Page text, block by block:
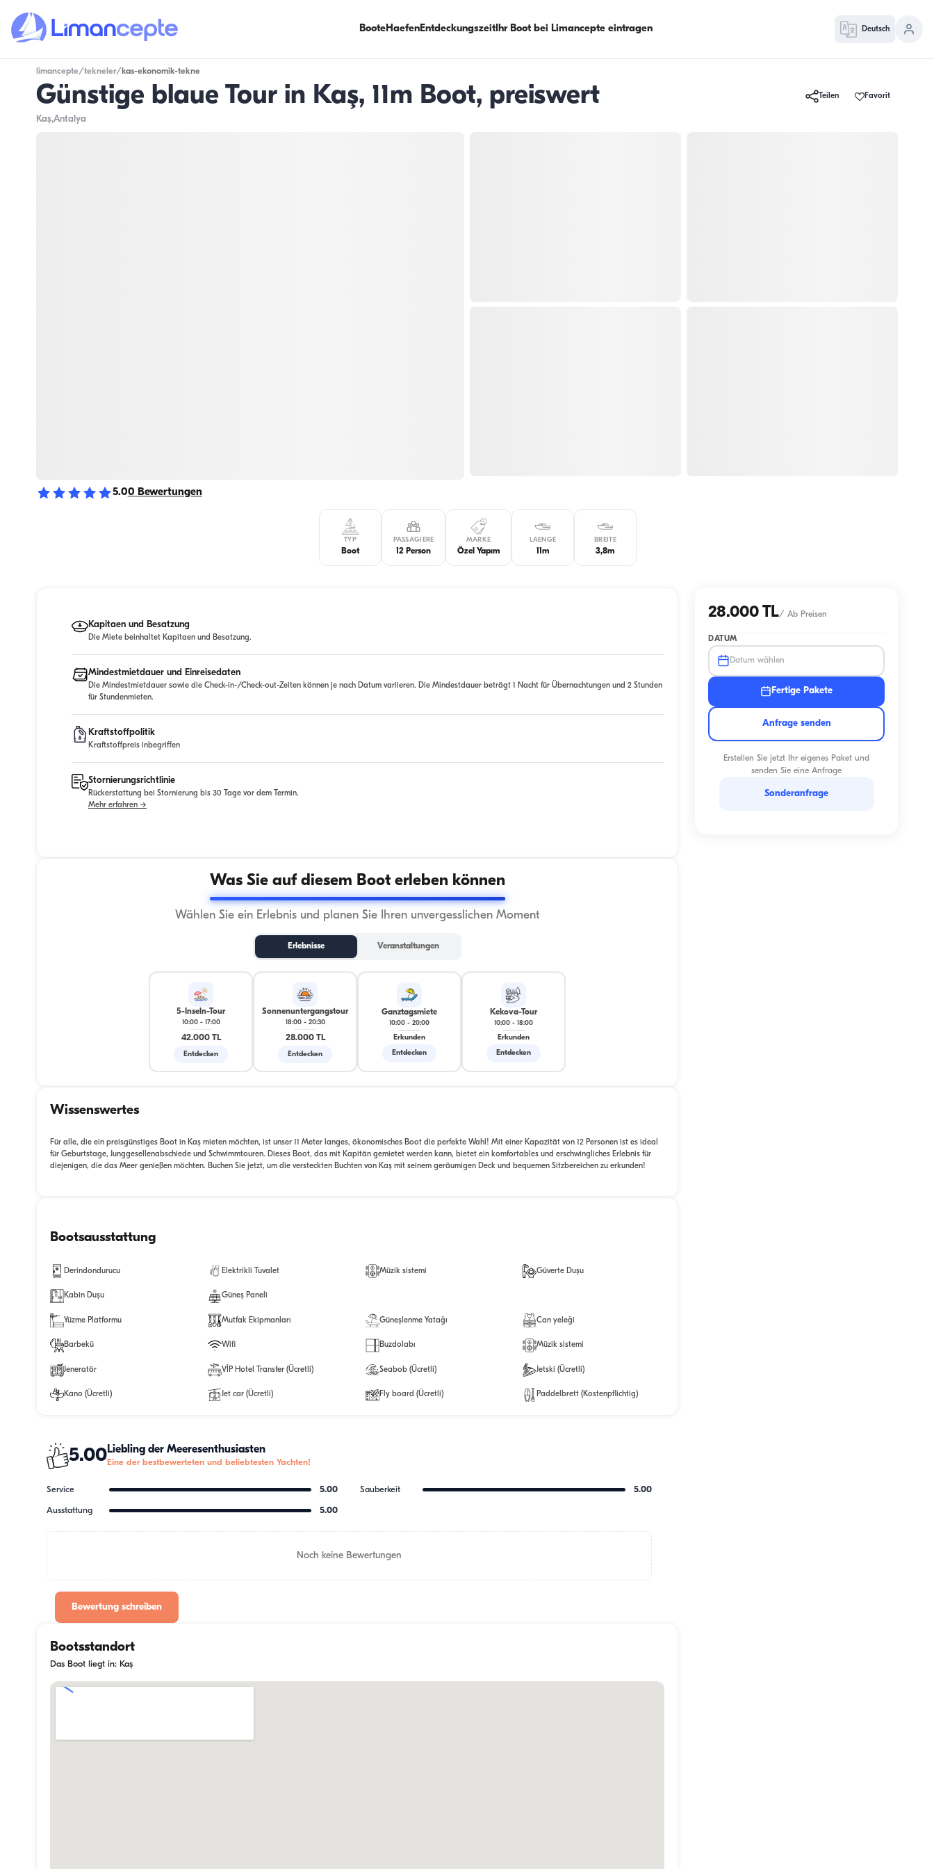
BooteHaefenEntdeckungszeitIhr Boot bei Limancepte eintragen Deutsch
limancepte/tekneler/ kas-ekonomik-tekne
Günstige blaue Tour in Kaş, 11m Boot, preiswert Teilen Favorit
Kaş,Antalya
5.00 Bewertungen
TYP
Boot
PASSAGIERE
12 Person
MARKE
Özel Yapım
LAENGE
11m
BREITE
3,8m
Kapitaen und Besatzung
Die Miete beinhaltet Kapitaen und Besatzung.
Mindestmietdauer und Einreisedaten
Die Mindestmietdauer sowie die Check-in-/Check-out-Zeiten können je nach Datum variieren. Die Mindestdauer beträgt 1 Nacht für Übernachtungen und 2 Stunden
für Stundenmieten.
Kraftstoffpolitik
Kraftstoffpreis inbegriffen
Stornierungsrichtlinie
Rückerstattung bei Stornierung bis 30 Tage vor dem Termin.
Mehr erfahren →
Was Sie auf diesem Boot erleben können
Wählen Sie ein Erlebnis und planen Sie Ihren unvergesslichen Moment
Erlebnisse Veranstaltungen
5-Inseln-Tour
10:00- 17:00
42.000 TL
Entdecken
Sonnenuntergangstour
18:00- 20:30
28.000 TL
Entdecken
Ganztagsmiete
10:00 - 20:00
Erkunden
Entdecken
Kekova-Tour
10:00 - 18:00
Erkunden
Entdecken
Wissenswertes
Für alle, die ein preisgünstiges Boot in Kaş mieten möchten, ist unser 11 Meter langes, ökonomisches Boot die perfekte Wahl! Mit einer Kapazität von 12 Personen ist es ideal
für Geburtstage, Junggesellenabschiede und Schwimmtouren. Dieses Boot, das mit Kapitän gemietet werden kann, bietet ein komfortables und erschwingliches Erlebnis für
diejenigen, die das Meer genießen möchten. Buchen Sie jetzt, um die versteckten Buchten von Kaş mit seinem geräumigen Deck und bequemen Sitzbereichen zu erkunden!
Bootsausstattung
Derindondurucu Elektrikli Tuvalet Müzik sistemi Güverte Duşu
Kabin Duşu Güneş Paneli
Yüzme Platformu Mutfak Ekipmanları Güneşlenme Yatağı Can yeleği
Barbekü Wifi Buzdolabı Müzik sistemi
Jeneratör VİP Hotel Transfer (Ücretli) Seabob (Ücretli) Jetski (Ücretli)
Kano (Ücretli) Jet car (Ücretli) Fly board (Ücretli) Paddelbrett (Kostenpflichtig)
5.00Liebling der Meeresenthusiasten
Eine der bestbewerteten und beliebtesten Yachten!
Service 5.00 Sauberkeit 5.00
Ausstattung 5.00
Noch keine Bewertungen
Bewertung schreiben
Bootsstandort
Das Boot liegt in: Kaş
28.000 TL/ Ab Preisen
DATUM
Datum wählen
Fertige Pakete
Anfrage senden
Erstellen Sie jetzt Ihr eigenes Paket und
senden Sie eine Anfrage
Sonderanfrage